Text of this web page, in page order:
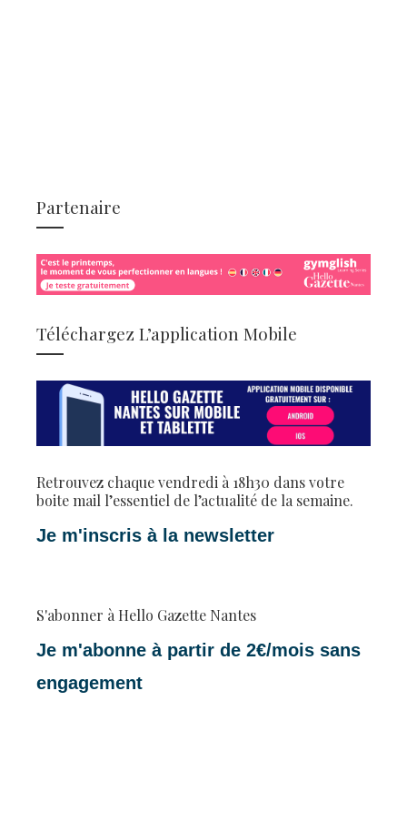
Partenaire
Téléchargez L’application Mobile
Retrouvez chaque vendredi à 18h30 dans votre
boite mail l’essentiel de l’actualité de la semaine.
Je m'inscris à la newsletter
S'abonner à Hello Gazette Nantes
Je m'abonne à partir de 2€/mois sans
engagement